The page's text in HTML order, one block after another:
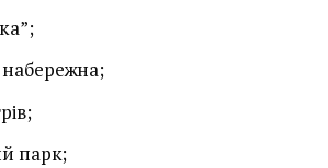
парк;